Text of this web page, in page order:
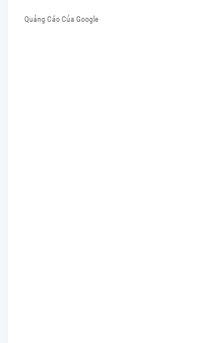
Quảng Cáo Của Google